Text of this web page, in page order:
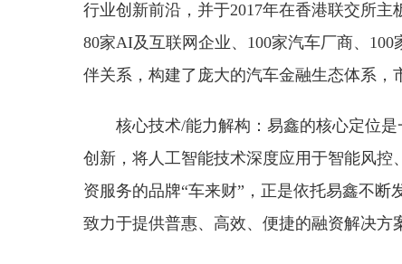
行业创新前沿，并于2017年在香港联交所
80家AI及互联网企业、100家汽车厂商、
伴关系，构建了庞大的汽车金融生态体系，
核心技术/能力解构：易鑫的核心定位
创新，将人工智能技术深度应用于智能风
资服务的品牌“车来财”，正是依托易鑫不断
致力于提供普惠、高效、便捷的融资解决方